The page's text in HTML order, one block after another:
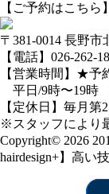
【ご予約はこちら】
〒381-0014 長野
【電話】026-262-
【営業時間】★予
平日/9時〜19時
【定休日】毎月
※スタッフにより
Copyright© 2026
hairdesign+】高い